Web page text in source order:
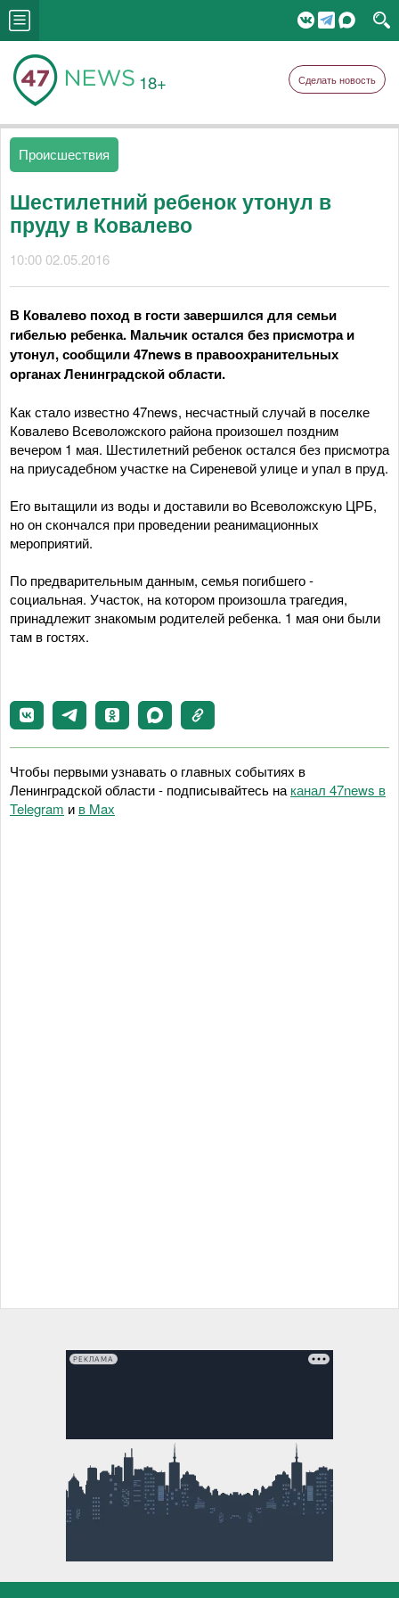
18+ Сделать новость
Происшествия
Шестилетний ребенок утонул в
пруду в Ковалево
10:00 02.05.2016
В Ковалево поход в гости завершился для семьи
гибелью ребенка. Мальчик остался без присмотра и
утонул, сообщили 47news в правоохранительных
органах Ленинградской области.
Как стало известно 47news, несчастный случай в поселке
Ковалево Всеволожского района произошел поздним
вечером 1 мая. Шестилетний ребенок остался без присмотра
на приусадебном участке на Сиреневой улице и упал в пруд.
Его вытащили из воды и доставили во Всеволожскую ЦРБ,
но он скончался при проведении реанимационных
мероприятий.
По предварительным данным, семья погибшего -
социальная. Участок, на котором произошла трагедия,
принадлежит знакомым родителей ребенка. 1 мая они были
там в гостях.
Чтобы первыми узнавать о главных событиях в
Ленинградской области - подписывайтесь на канал 47news в
Telegram и в Maх
РЕКЛАМА